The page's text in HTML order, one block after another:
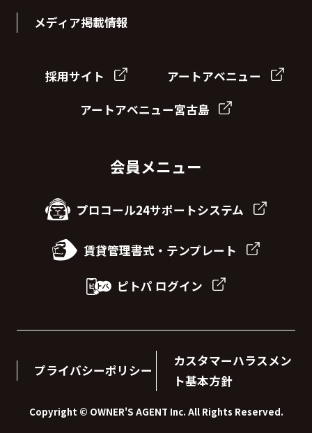
メディア掲載情報
採用サイト アートアベニュー
アートアベニュー宮古島
会員メニュー
プロコール24サポートシステム
賃貸管理書式・テンプレート
ピトパ ログイン
プライバシーポリシー
カスタマーハラスメン
ト基本方針
Copyright © OWNER'S AGENT Inc. All Rights Reserved.